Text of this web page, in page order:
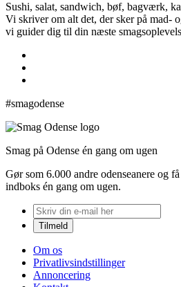
Sushi, salat, sandwich, bøf, bagværk,
Vi skriver om alt det, der sker på mad-
vi guider dig til din næste
#smagodense
Smag på Odense én gang om ugen
Gør som 6.000 andre odenseanere og
indboks én gang om ugen.
Om os
Privatlivsindstillinger
Annoncering